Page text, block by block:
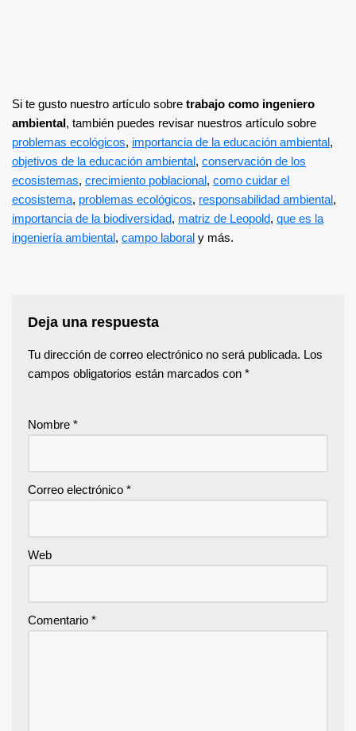
Si te gusto nuestro artículo sobre trabajo como ingeniero
ambiental, también puedes revisar nuestros artículo sobre
problemas ecológicos, importancia de la educación ambiental,
objetivos de la educación ambiental, conservación de los
ecosistemas, crecimiento poblacional, como cuidar el
ecosistema, problemas ecológicos, responsabilidad ambiental,
importancia de la biodiversidad, matriz de Leopold, que es la
ingeniería ambiental, campo laboral y más.
Deja una respuesta
Tu dirección de correo electrónico no será publicada. Los
campos obligatorios están marcados con *
Nombre *
Correo electrónico *
Web
Comentario *